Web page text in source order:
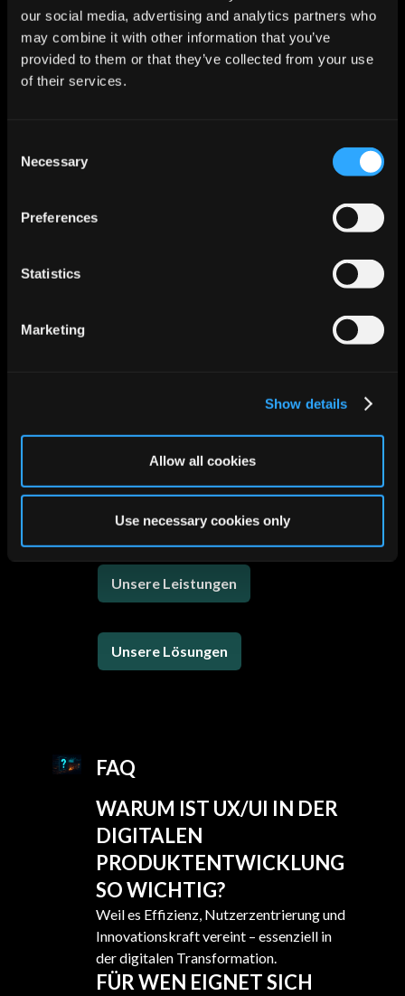
our social media, advertising and analytics partners who
may combine it with other information that you’ve
provided to them or that they’ve collected from your use
of their services.
Selection
Necessary
Preferences
Statistics
Marketing
Show details
Allow all cookies
Use necessary cookies only
Tool-Auswahl & Einführung
(z. B. RPA, BPMN, Figma,
Jira)
Agile Umsetzung &
FAZIT
Kontaktieren Sie
uns!
Unsere Leistungen
Unsere Lösungen
FAQ
WARUM IST UX/UI IN DER
DIGITALEN
PRODUKTENTWICKLUNG
SO WICHTIG?
Weil es Effizienz, Nutzerzentrierung und
Innovationskraft vereint – essenziell in
der digitalen Transformation.
FÜR WEN EIGNET SICH